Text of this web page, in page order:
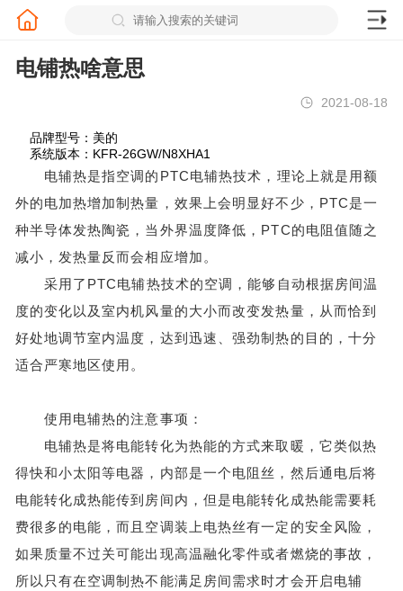
电铺热啥意思
2021-08-18
品牌型号：美的
系统版本：KFR-26GW/N8XHA1
电辅热是指空调的PTC电辅热技术，理论上就是用额
外的电加热增加制热量，效果上会明显好不少，PTC是一
种半导体发热陶瓷，当外界温度降低，PTC的电阻值随之
减小，发热量反而会相应增加。
采用了PTC电辅热技术的空调，能够自动根据房间温
度的变化以及室内机风量的大小而改变发热量，从而恰到
好处地调节室内温度，达到迅速、强劲制热的目的，十分
适合严寒地区使用。
使用电辅热的注意事项：
电辅热是将电能转化为热能的方式来取暖，它类似热
得快和小太阳等电器，内部是一个电阻丝，然后通电后将
电能转化成热能传到房间内，但是电能转化成热能需要耗
费很多的电能，而且空调装上电热丝有一定的安全风险，
如果质量不过关可能出现高温融化零件或者燃烧的事故，
所以只有在空调制热不能满足房间需求时才会开启电辅